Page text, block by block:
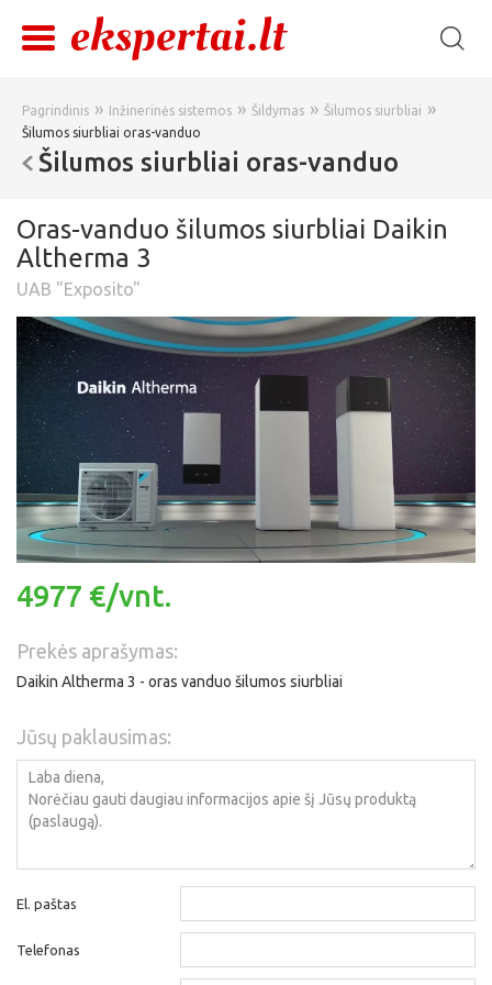
Pagrindinis » Inžinerinės sistemos » Šildymas » Šilumos siurbliai »
Šilumos siurbliai oras-vanduo
Šilumos siurbliai oras-vanduo
Oras-vanduo šilumos siurbliai Daikin
Altherma 3
UAB "Exposito"
4977 €/vnt.
Prekės aprašymas:
Daikin Altherma 3 - oras vanduo šilumos siurbliai
Jūsų paklausimas:
El. paštas
Telefonas